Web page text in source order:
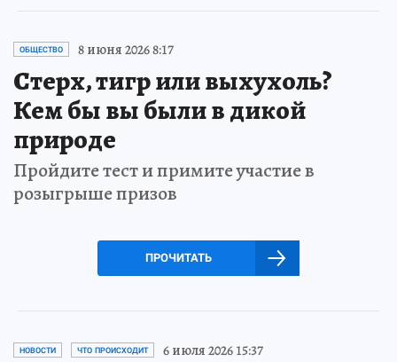
ОБЩЕСТВО 8 июня 2026 8:17
Стерх, тигр или выхухоль?
Кем бы вы были в дикой
природе
Пройдите тест и примите участие в
розыгрыше призов
ПРОЧИТАТЬ
НОВОСТИ ЧТО ПРОИСХОДИТ 6 июля 2026 15:37